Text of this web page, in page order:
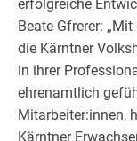
erfolgreiche
Beate Gfrerer:
die Kärntner
in ihrer
ehrenamtlich
Mitarbeiter:innen,
Kärntner